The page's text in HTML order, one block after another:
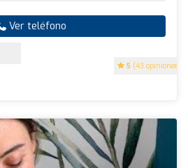
5 (43 opiniones)
Ver teléfono